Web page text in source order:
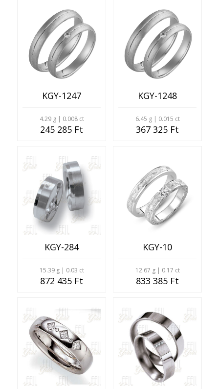
KGY-1247
4.29 g | 0.008 ct
245 285 Ft
KGY-1248
6.45 g | 0.015 ct
367 325 Ft
KGY-284
15.39 g | 0.03 ct
872 435 Ft
KGY-10
12.67 g | 0.17 ct
833 385 Ft